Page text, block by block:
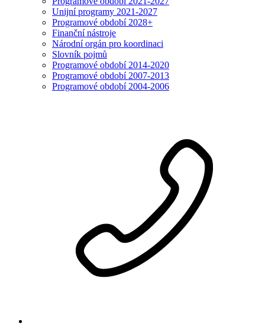
Unijní programy 2021-2027
Programové období 2028+
Finanční nástroje
Národní orgán pro koordinaci
Slovník pojmů
Programové období 2014-2020
Programové období 2007-2013
Programové období 2004-2006